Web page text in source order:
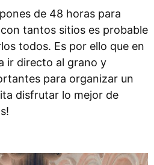
de 48 horas para
tantos sitios es probable
todos. Es por ello que en
ir directo al grano y
para organizar un
disfrutar lo mejor de